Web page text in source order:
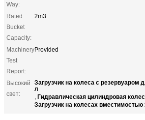
Way:
Rated
Bucket
Capacity:
2m3
Machinery
Test
Report:
Provided
Высокий
свет:
Загрузчик на колеса с
л
, Гидравлическая цилиндровая
Загрузчик на колесах